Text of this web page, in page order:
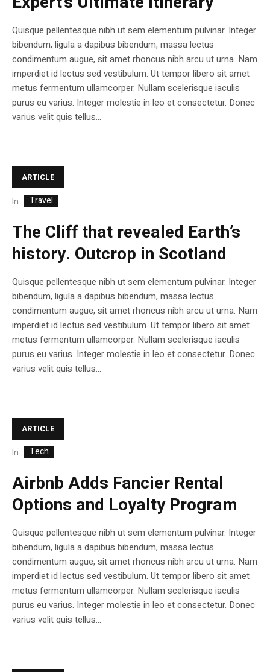
Quisque pellentesque nibh ut sem elementum pulvinar. Integer
bibendum, ligula a dapibus bibendum, massa lectus
condimentum augue, sit amet rhoncus nibh arcu ut urna. Nam
imperdiet id lectus sed vestibulum. Ut tempor libero sit amet
metus fermentum ullamcorper. Nullam scelerisque iaculis
purus eu varius. Integer molestie in leo et consectetur. Donec
varius velit quis tellus...
ARTICLE
In Travel
The Cliff that revealed Earth’s
history. Outcrop in Scotland
Quisque pellentesque nibh ut sem elementum pulvinar. Integer
bibendum, ligula a dapibus bibendum, massa lectus
condimentum augue, sit amet rhoncus nibh arcu ut urna. Nam
imperdiet id lectus sed vestibulum. Ut tempor libero sit amet
metus fermentum ullamcorper. Nullam scelerisque iaculis
purus eu varius. Integer molestie in leo et consectetur. Donec
varius velit quis tellus...
ARTICLE
In Tech
Airbnb Adds Fancier Rental
Options and Loyalty Program
Quisque pellentesque nibh ut sem elementum pulvinar. Integer
bibendum, ligula a dapibus bibendum, massa lectus
condimentum augue, sit amet rhoncus nibh arcu ut urna. Nam
imperdiet id lectus sed vestibulum. Ut tempor libero sit amet
metus fermentum ullamcorper. Nullam scelerisque iaculis
purus eu varius. Integer molestie in leo et consectetur. Donec
varius velit quis tellus...